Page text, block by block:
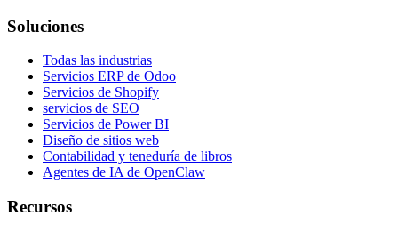
Soluciones
Todas las industrias
Servicios ERP de Odoo
Servicios de Shopify
servicios de SEO
Servicios de Power BI
Diseño de sitios web
Contabilidad y teneduría de libros
Agentes de IA de OpenClaw
Recursos